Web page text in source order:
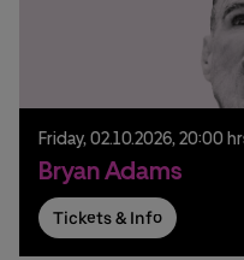
Friday, 02.10.2026, 20:00
Bryan Adams
Tickets & Info